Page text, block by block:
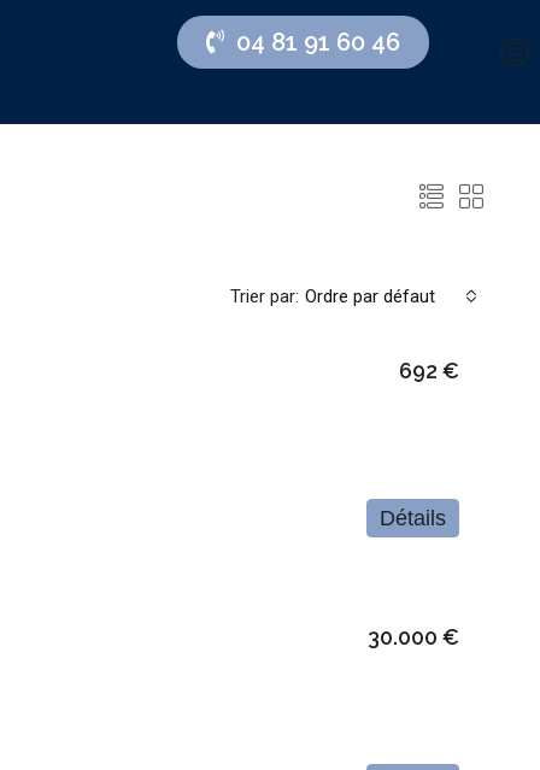
04 81 91 60 46
Trier par: Ordre par défaut
692 €
Détails
30.000 €